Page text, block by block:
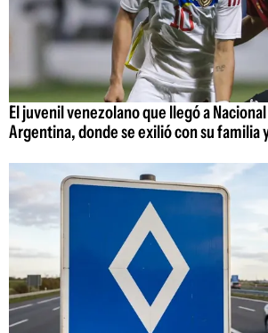
El juvenil venezolano que llegó a
Argentina, donde se exilió con su familia